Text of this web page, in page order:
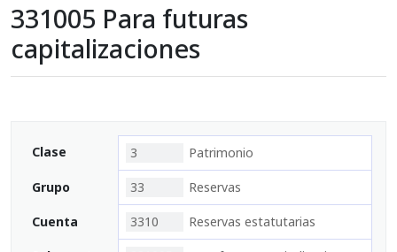
331005 Para futuras
capitalizaciones
Clase 3 Patrimonio
Grupo 33 Reservas
Cuenta 3310 Reservas estatutarias